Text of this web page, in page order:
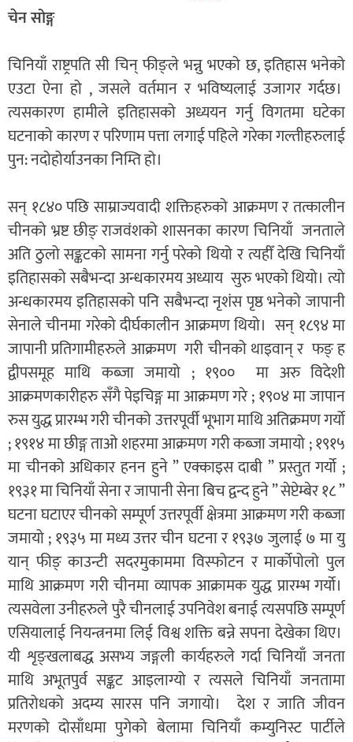
चेन सोङ्ग
चिनियाँ राष्ट्रपति सी चिन् फीङ्ले भन्नु भएको छ, इतिहास भनेको
एउटा ऐना हो , जसले वर्तमान र भविष्यलाई उजागर गर्दछ।
त्यसकारण हामीले इतिहासको अध्ययन गर्नु विगतमा घटेका
घटनाको कारण र परिणाम पत्ता लगाई पहिले गरेका गल्तीहरुलाई
पुन: नदोहोर्याउनका निम्ति हो।
सन् १८४० पछि साम्राज्यवादी शक्तिहरुको आक्रमण र तत्कालीन
चीनको भ्रष्ट छीङ् राजवंशको शासनका कारण चिनियाँ जनताले
अति ठुलो सङ्कटको सामना गर्नु परेको थियो र त्यहीँ देखि चिनियाँ
इतिहासको सबैभन्दा अन्धकारमय अध्याय सुरु भएको थियो। त्यो
अन्धकारमय इतिहासको पनि सबैभन्दा नृशंस पृष्ठ भनेको जापानी
सेनाले चीनमा गरेको दीर्घकालीन आक्रमण थियो। सन् १८९४ मा
जापानी प्रतिगामीहरुले आक्रमण गरी चीनको थाइवान् र फङ् ह
द्वीपसमूह माथि कब्जा जमायो ; १९०० मा अरु विदेशी
आक्रमणकारीहरु सँगै पेइचिङ्ग मा आक्रमण गरे ; १९०४ मा जापान
रुस युद्ध प्रारम्भ गरी चीनको उत्तरपूर्वी भूभाग माथि अतिक्रमण गर्यो
; १९१४ मा छीङ्ग ताओ शहरमा आक्रमण गरी कब्जा जमायो ; १९१५
मा चीनको अधिकार हनन हुने ” एक्काइस दाबी ” प्रस्तुत गर्यो ;
१९३१ मा चिनियाँ सेना र जापानी सेना बिच द्वन्द हुने ” सेप्टेम्बेर १८ ”
घटना घटाएर चीनको सम्पूर्ण उत्तरपूर्वी क्षेत्रमा आक्रमण गरी कब्जा
जमायो ; १९३५ मा मध्य उत्तर चीन घटना र १९३७ जुलाई ७ मा यु
यान् फीङ् काउन्टी सदरमुकाममा विस्फोटन र मार्कोपोलो पुल
माथि आक्रमण गरी चीनमा व्यापक आक्रामक युद्ध प्रारम्भ गर्यो।
त्यसवेला उनीहरुले पुरै चीनलाई उपनिवेश बनाई त्यसपछि सम्पूर्ण
एसियालाई नियन्त्रनमा लिई विश्व शक्ति बन्ने सपना देखेका थिए।
यी शृङ्खलाबद्ध असभ्य जङ्गली कार्यहरुले गर्दा चिनियाँ जनता
माथि अभूतपुर्व सङ्कट आइलाग्यो र त्यसले चिनियाँ जनतामा
प्रतिरोधको अदम्य सारस पनि जगायो। देश र जाति जीवन
मरणको दोसाँधमा पुगेको बेलामा चिनियाँ कम्युनिस्ट पार्टीले